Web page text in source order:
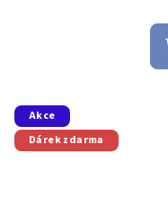
Akce
Dárek zdarma